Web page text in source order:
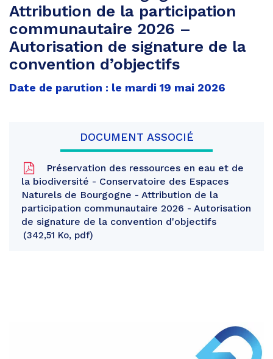
Attribution de la participation
communautaire 2026 –
Autorisation de signature de la
convention d’objectifs
Date de parution : le mardi 19 mai 2026
DOCUMENT ASSOCIÉ
Préservation des ressources en eau et de
la biodiversité - Conservatoire des Espaces
Naturels de Bourgogne - Attribution de la
participation communautaire 2026 - Autorisation
de signature de la convention d'objectifs
342,51 Ko, pdf